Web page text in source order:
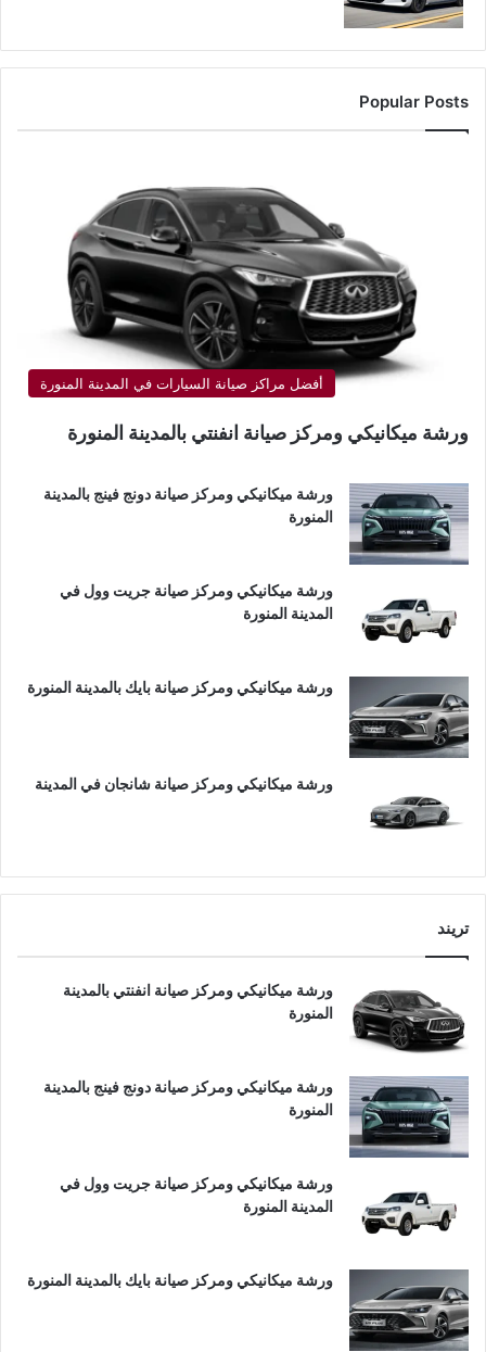
Popular Posts
أفضل مراكز صيانة السيارات في المدينة المنورة
ورشة ميكانيكي ومركز صيانة انفنتي بالمدينة المنورة
ورشة ميكانيكي ومركز صيانة دونج فينج بالمدينة
المنورة
ورشة ميكانيكي ومركز صيانة جريت وول في
المدينة المنورة
ورشة ميكانيكي ومركز صيانة بايك بالمدينة المنورة
ورشة ميكانيكي ومركز صيانة شانجان في المدينة
تريند
ورشة ميكانيكي ومركز صيانة انفنتي بالمدينة
المنورة
ورشة ميكانيكي ومركز صيانة دونج فينج بالمدينة
المنورة
ورشة ميكانيكي ومركز صيانة جريت وول في
المدينة المنورة
ورشة ميكانيكي ومركز صيانة بايك بالمدينة المنورة